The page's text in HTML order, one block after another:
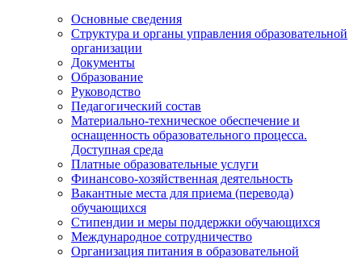
Основные сведения
Структура и органы управления образовательной
организации
Документы
Образование
Руководство
Педагогический состав
Материально-техническое обеспечение и
оснащенность образовательного процесса.
Доступная среда
Платные образовательные услуги
Финансово-хозяйственная деятельность
Вакантные места для приема (перевода)
обучающихся
Стипендии и меры поддержки обучающихся
Международное сотрудничество
Организация питания в образовательной